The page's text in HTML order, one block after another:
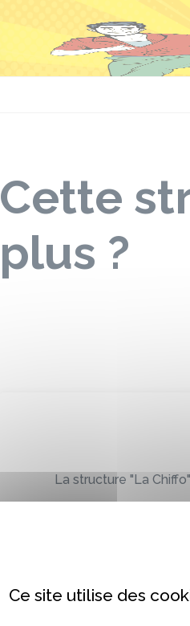
Cette
plus ?
La structure "La
Ce site utilise des